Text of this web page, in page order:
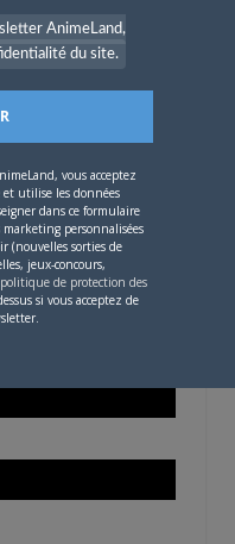
contactez-nous
AnimeLand,
du site.
vous acceptez
et utilise les données
dans ce formulaire
personnalisées
(nouvelles sorties de
jeux-concours,
de protection des
si vous acceptez de